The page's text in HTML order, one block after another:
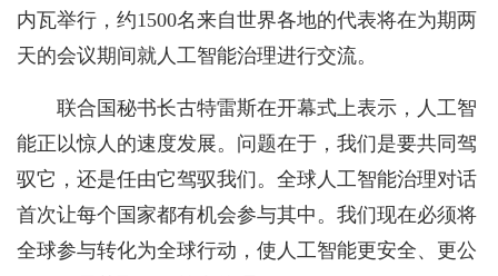
内瓦举行，约1500名来自世界各地的代表将在为期两
天的会议期间就人工智能治理进行交流。
联合国秘书长古特雷斯在开幕式上表示，人工智
能正以惊人的速度发展。问题在于，我们是要共同驾
驭它，还是任由它驾驭我们。全球人工智能治理对话
首次让每个国家都有机会参与其中。我们现在必须将
全球参与转化为全球行动，使人工智能更安全、更公